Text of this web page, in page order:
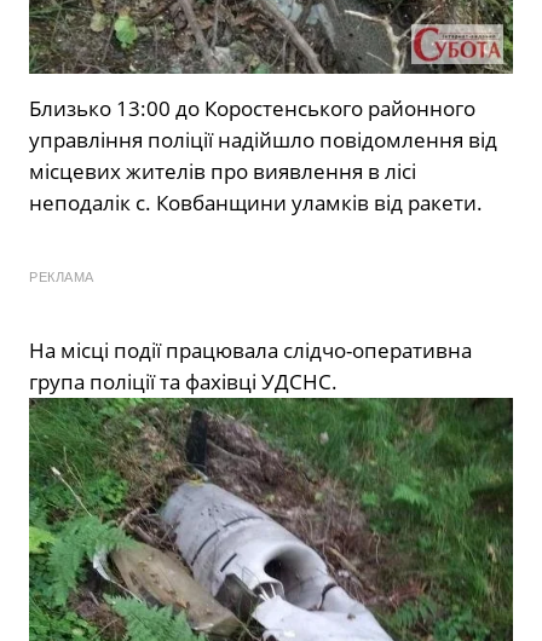
Близько 13:00 до Коростенського районного
управління поліції надійшло повідомлення від
місцевих жителів про виявлення в лісі
неподалік с. Ковбанщини уламків від ракети.
РЕКЛАМА
На місці події працювала слідчо-оперативна
група поліції та фахівці УДСНС.